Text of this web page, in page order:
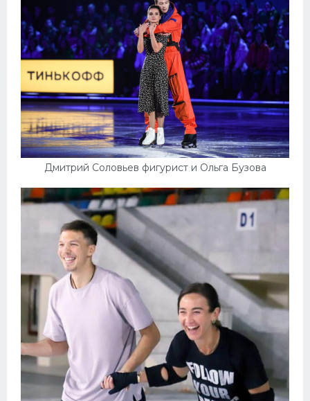
Дмитрий Соловьев фигурист и Ольга Бузова